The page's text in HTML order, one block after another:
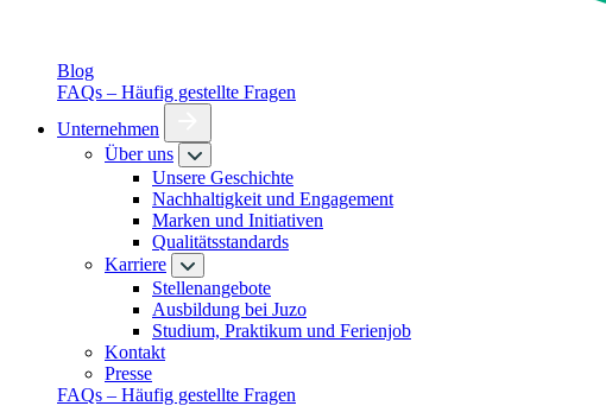
Blog
FAQs – Häufig gestellte Fragen
Unternehmen
Über uns
Unsere Geschichte
Nachhaltigkeit und Engagement
Marken und Initiativen
Qualitätsstandards
Karriere
Stellenangebote
Ausbildung bei Juzo
Studium, Praktikum und Ferienjob
Kontakt
Presse
FAQs – Häufig gestellte Fragen